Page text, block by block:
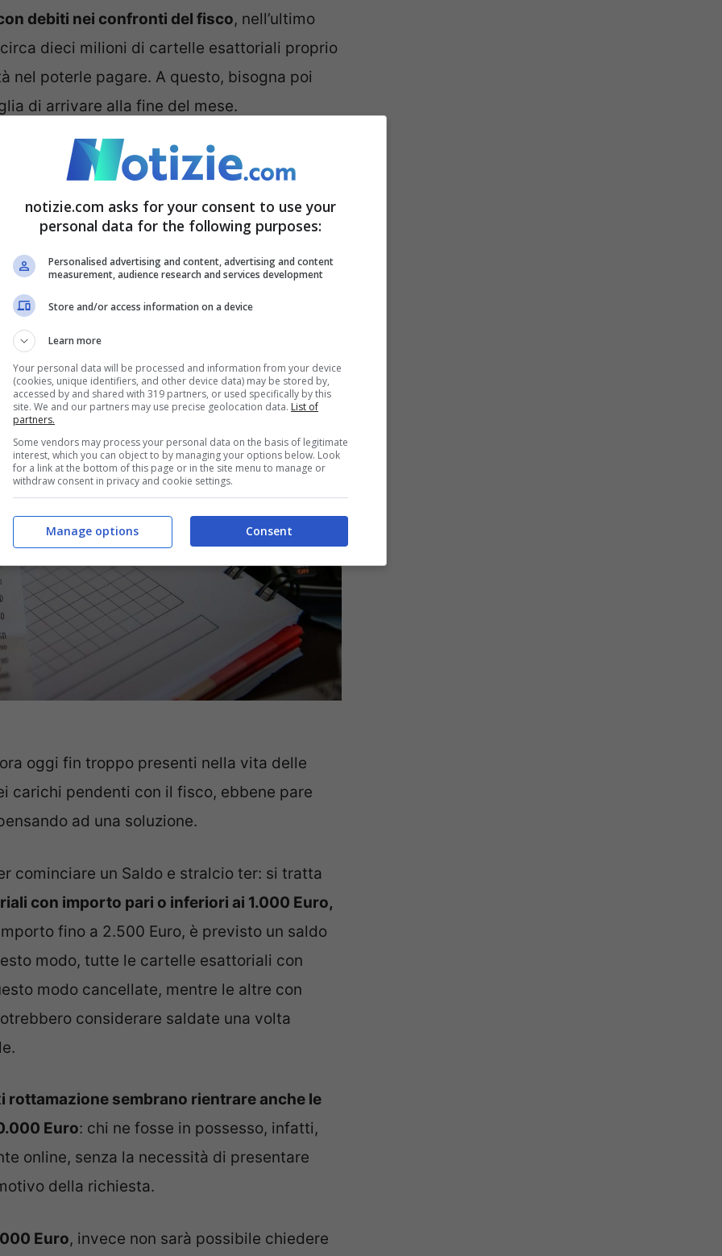
debiti nei confronti del fisco, nell’ultimo
dieci milioni di cartelle esattoriali proprio
nel poterle pagare. A questo, bisogna poi
di arrivare alla fine del mese.
che però potrebbe avere qualche
Governo, guidato da Giorgia Meloni. Si
richiederla.
per richiedere la maxi
oggi fin troppo presenti nella vita delle
carichi pendenti con il fisco, ebbene pare
ad una soluzione.
cominciare un Saldo e stralcio ter: si tratta
con importo pari o inferiori ai 1.000 Euro,
fino a 2.500 Euro, è previsto un saldo
modo, tutte le cartelle esattoriali con
modo cancellate, mentre le altre con
considerare saldate una volta
rottamazione sembrano rientrare anche le
Euro: chi ne fosse in possesso, infatti,
online, senza la necessità di presentare
della richiesta.
Euro, invece non sarà possibile chiedere
notizie.com asks for your consent to use your
personal data for the following purposes:
Personalised advertising and content, advertising and content
measurement, audience research and services development
Store and/or access information on a device
Learn more
Your personal data will be processed and information from your device
(cookies, unique identifiers, and other device data) may be stored by,
accessed by and shared with 319 partners, or used specifically by this
site. We and our partners may use precise geolocation data. List of
partners.
Some vendors may process your personal data on the basis of legitimate
interest, which you can object to by managing your options below. Look
for a link at the bottom of this page or in the site menu to manage or
withdraw consent in privacy and cookie settings.
Consent
Manage options